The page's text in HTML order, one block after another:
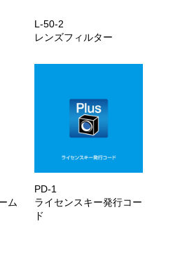
L-50-2
レンズフィルター
ム
PD-1
ライセンスキー発行コー
ド